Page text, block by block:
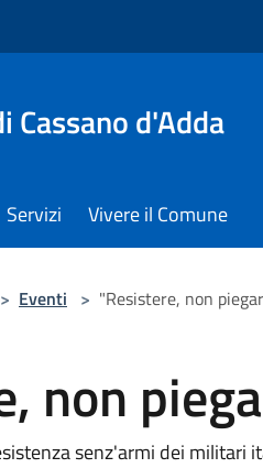
Cassano d'Adda
Servizi Vivere il Comune
> Eventi > "Resistere, non
non
senz'armi dei militari